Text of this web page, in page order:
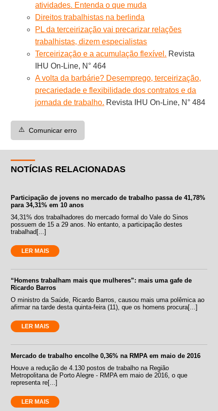
atividades. Entenda o que muda
Direitos trabalhistas na berlinda
PL da terceirização vai precarizar relações
trabalhistas, dizem especialistas
Terceirização e a acumulação flexível. Revista
IHU On-Line, N° 464
A volta da barbárie? Desemprego, terceirização,
precariedade e flexibilidade dos contratos e da
jornada de trabalho. Revista IHU On-Line, N° 484
⚠️ Comunicar erro
NOTÍCIAS RELACIONADAS
Participação de jovens no mercado de trabalho passa de 41,78%
para 34,31% em 10 anos
34,31% dos trabalhadores do mercado formal do Vale do Sinos
possuem de 15 a 29 anos. No entanto, a participação destes
trabalhad[...]
LER MAIS
“Homens trabalham mais que mulheres”: mais uma gafe de
Ricardo Barros
O ministro da Saúde, Ricardo Barros, causou mais uma polêmica ao
afirmar na tarde desta quinta-feira (11), que os homens procura[...]
LER MAIS
Mercado de trabalho encolhe 0,36% na RMPA em maio de 2016
Houve a redução de 4.130 postos de trabalho na Região
Metropolitana de Porto Alegre - RMPA em maio de 2016, o que
representa re[...]
LER MAIS